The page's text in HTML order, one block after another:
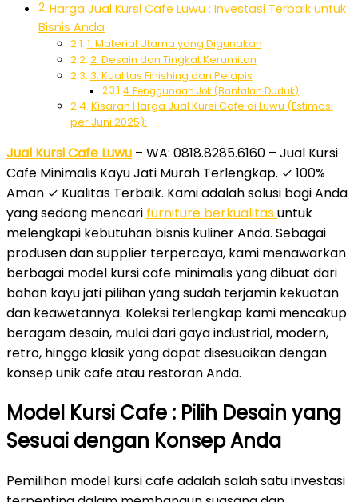
Harga Jual Kursi Cafe Luwu : Investasi Terbaik untuk
Bisnis Anda
1. Material Utama yang Digunakan
2. Desain dan Tingkat Kerumitan
3. Kualitas Finishing dan Pelapis
4. Penggunaan Jok (Bantalan Duduk)
Kisaran Harga Jual Kursi Cafe di Luwu (Estimasi
per Juni 2025):
Jual Kursi Cafe Luwu – WA: 0818.8285.6160 – Jual Kursi
Cafe Minimalis Kayu Jati Murah Terlengkap. ✓ 100%
Aman ✓ Kualitas Terbaik. Kami adalah solusi bagi Anda
yang sedang mencari furniture berkualitasuntuk
melengkapi kebutuhan bisnis kuliner Anda. Sebagai
produsen dan supplier terpercaya, kami menawarkan
berbagai model kursi cafe minimalis yang dibuat dari
bahan kayu jati pilihan yang sudah terjamin kekuatan
dan keawetannya. Koleksi terlengkap kami mencakup
beragam desain, mulai dari gaya industrial, modern,
retro, hingga klasik yang dapat disesuaikan dengan
konsep unik cafe atau restoran Anda.
Model Kursi Cafe : Pilih Desain yang
Sesuai dengan Konsep Anda
Pemilihan model kursi cafe adalah salah satu investasi